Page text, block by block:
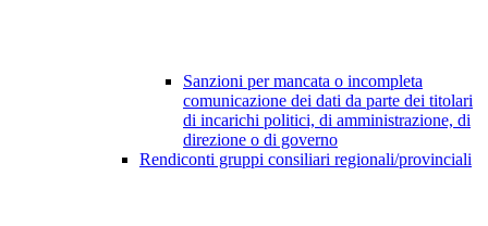
Sanzioni per mancata o incompleta
comunicazione dei dati da parte dei titolari
di incarichi politici, di amministrazione, di
direzione o di governo
Rendiconti gruppi consiliari regionali/provinciali